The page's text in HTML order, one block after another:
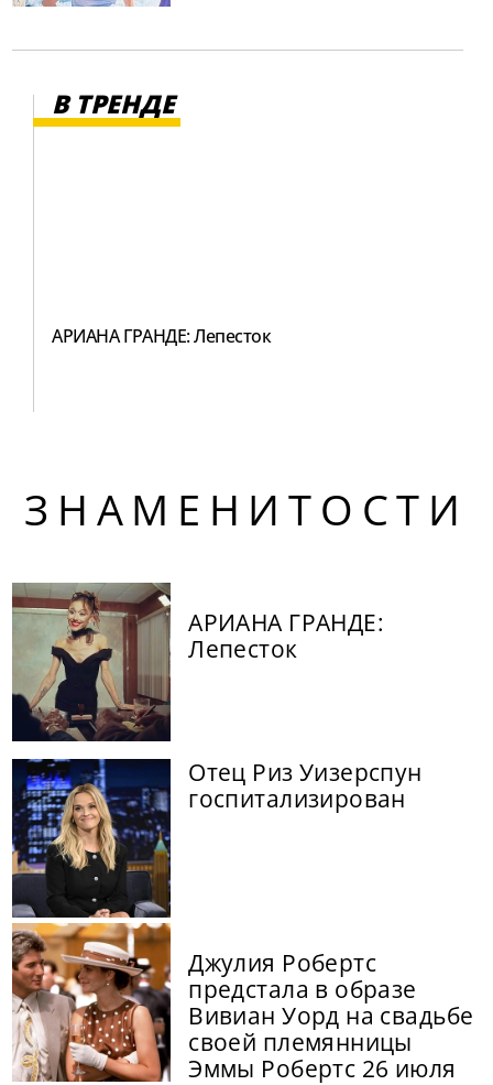
В ТРЕНДЕ
АРИАНА ГРАНДЕ: Лепесток
ЗНАМЕНИТОСТИ
АРИАНА ГРАНДЕ:
Лепесток
Отец Риз Уизерспун
госпитализирован
Джулия Робертс
предстала в образе
Вивиан Уорд на свадьбе
своей племянницы
Эммы Робертс 26 июля